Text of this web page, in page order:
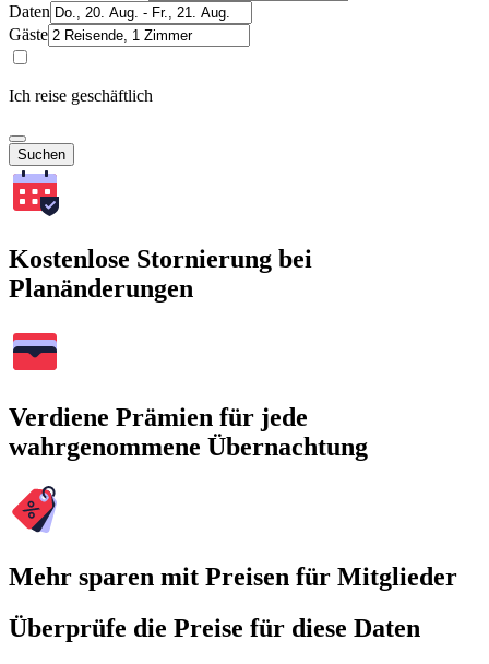
Daten
Gäste
Ich reise geschäftlich
Suchen
Kostenlose Stornierung bei
Planänderungen
Verdiene Prämien für jede
wahrgenommene Übernachtung
Mehr sparen mit Preisen für Mitglieder
Überprüfe die Preise für diese Daten